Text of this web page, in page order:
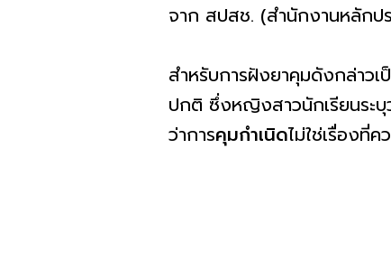
จาก สปสช. (สำนักงานหลักป
สำหรับการฝังยาคุมดังกล่าวเ
ปกติ ซึ่งหญิงสาวนักเรียนระ
ว่าการคุมกำเนิดไม่ใช่เรื่องที่